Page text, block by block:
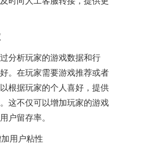
析玩家的游戏数据和行
。在玩家需要游戏推荐或者
根据玩家的个人喜好，提供
这不仅可以增加玩家的游戏
户留存率。
用户粘性